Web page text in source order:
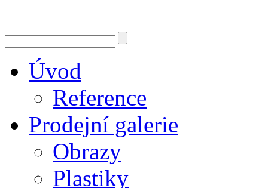
Úvod
Reference
Prodejní galerie
Obrazy
Plastiky